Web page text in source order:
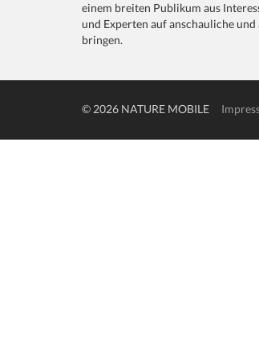
einem breiten Publikum aus
und Experten auf anschauliche
bringen.
© 2026 NATURE MOBILE